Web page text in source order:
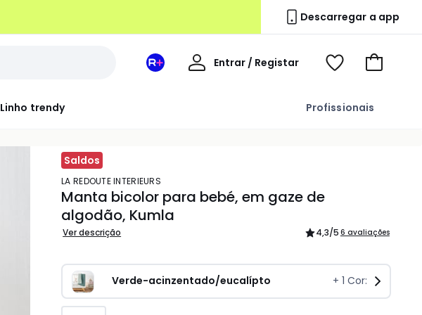
Descarregar a app
Linho trendy Profissionais
Espaço
Entrar / Registar
Voir
Ir
carrinho
Saldos
LA REDOUTE INTERIEURS
Manta bicolor para bebé, em gaze de
algodão, Kumla
Ver descrição 4,3/5 6 avaliações
Verde-acinzentado/eucalípto + 1 Cor: